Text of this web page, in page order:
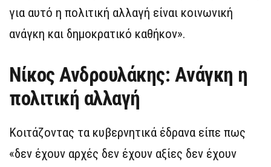
για αυτό η πολιτική αλλαγή είναι κοινωνική
ανάγκη και δημοκρατικό καθήκον».
Νίκος Ανδρουλάκης: Aνάγκη η
πολιτική αλλαγή
Κοιτάζοντας τα κυβερνητικά έδρανα είπε πως
«δεν έχουν αρχές δεν έχουν αξίες δεν έχουν